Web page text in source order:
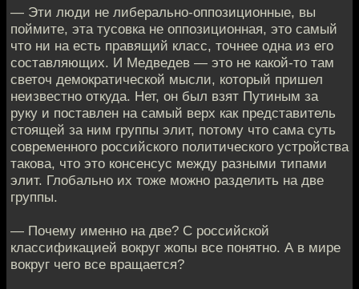
— Эти люди не либерально-оппозиционные, вы
поймите, эта тусовка не оппозиционная, это самый
что ни на есть правящий класс, точнее одна из его
составляющих. И Медведев — это не какой-то там
светоч демократической мысли, который пришел
неизвестно откуда. Нет, он был взят Путиным за
руку и поставлен на самый верх как представитель
стоящей за ним группы элит, потому что сама суть
современного российского политического устройства
такова, что это консенсус между разными типами
элит. Глобально их тоже можно разделить на две
группы.
— Почему именно на две? С российской
классификацией вокруг жопы все понятно. А в мире
вокруг чего все вращается?